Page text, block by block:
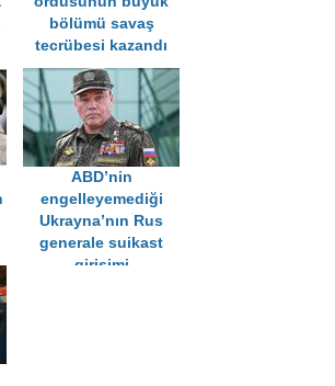
bölümü savaş
tecrübesi kazandı
ABD’nin
engelleyemediği
Ukrayna’nın Rus
generale suikast
girişimi